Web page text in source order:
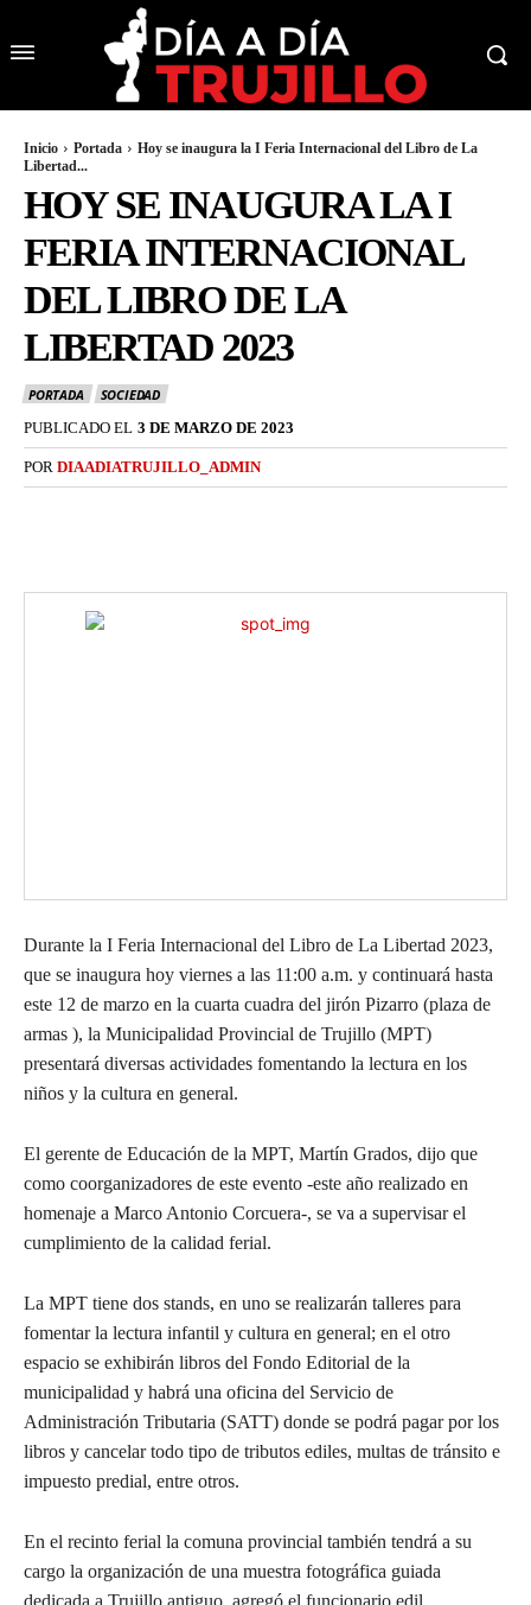
Inicio Portada
Hoy se inaugura la I Feria Internacional del Libro de La
Libertad...
HOY SE INAUGURA LA I
FERIA INTERNACIONAL
DEL LIBRO DE LA
LIBERTAD 2023
PORTADA
SOCIEDAD
PUBLICADO EL 3 DE MARZO DE 2023
POR DIAADIATRUJILLO_ADMIN
Durante la I Feria Internacional del Libro de La Libertad 2023,
que se inaugura hoy viernes a las 11:00 a.m. y continuará hasta
este 12 de marzo en la cuarta cuadra del jirón Pizarro (plaza de
armas ), la Municipalidad Provincial de Trujillo (MPT)
presentará diversas actividades fomentando la lectura en los
niños y la cultura en general.
El gerente de Educación de la MPT, Martín Grados, dijo que
como coorganizadores de este evento -este año realizado en
homenaje a Marco Antonio Corcuera-, se va a supervisar el
cumplimiento de la calidad ferial.
La MPT tiene dos stands, en uno se realizarán talleres para
fomentar la lectura infantil y cultura en general; en el otro
espacio se exhibirán libros del Fondo Editorial de la
municipalidad y habrá una oficina del Servicio de
Administración Tributaria (SATT) donde se podrá pagar por los
libros y cancelar todo tipo de tributos ediles, multas de tránsito e
impuesto predial, entre otros.
En el recinto ferial la comuna provincial también tendrá a su
cargo la organización de una muestra fotográfica guiada
dedicada a Trujillo antiguo, agregó el funcionario edil.